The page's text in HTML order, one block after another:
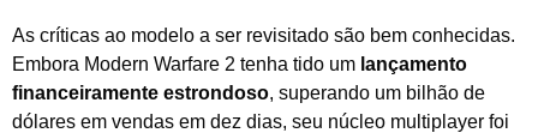
As críticas ao modelo a ser revisitado são bem conhecidas.
Embora Modern Warfare 2 tenha tido um lançamento
financeiramente estrondoso, superando um bilhão de
dólares em vendas em dez dias, seu núcleo multiplayer foi